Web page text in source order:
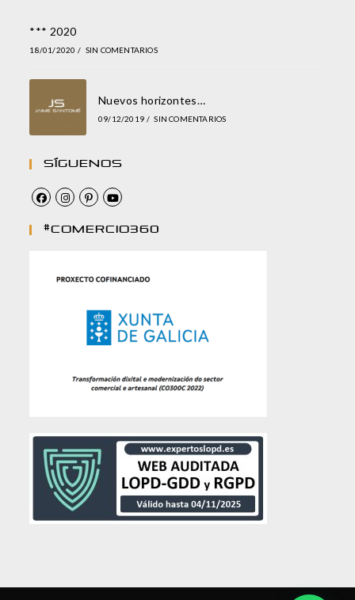
*** 2020
18/01/2020 / SIN COMENTARIOS
Nuevos horizontes…
09/12/2019 / SIN COMENTARIOS
Síguenos
#comercio360